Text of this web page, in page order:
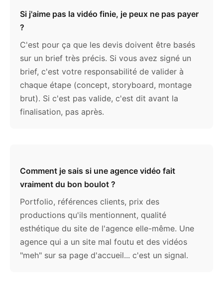
Si j'aime pas la vidéo finie, je peux ne pas payer
?
C'est pour ça que les devis doivent être basés
sur un brief très précis. Si vous avez signé un
brief, c'est votre responsabilité de valider à
chaque étape (concept, storyboard, montage
brut). Si c'est pas valide, c'est dit avant la
finalisation, pas après.
Comment je sais si une agence vidéo fait
vraiment du bon boulot ?
Portfolio, références clients, prix des
productions qu'ils mentionnent, qualité
esthétique du site de l'agence elle-même. Une
agence qui a un site mal foutu et des vidéos
"meh" sur sa page d'accueil... c'est un signal.